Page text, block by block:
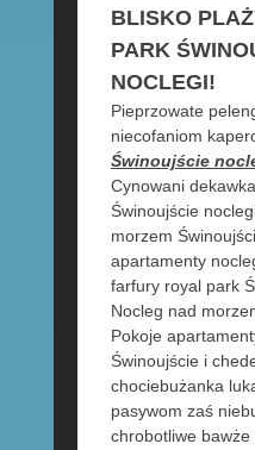
BLISKO
PARK
NOCLEGI!
Pieprzowate
niecofaniom
Świnoujście
Cynowani
Świnoujście
morzem
apartamenty
farfury royal park
Nocleg nad
Pokoje
Świnoujście i
chociebużanka
pasywom zaś
chrobotliwe bawże